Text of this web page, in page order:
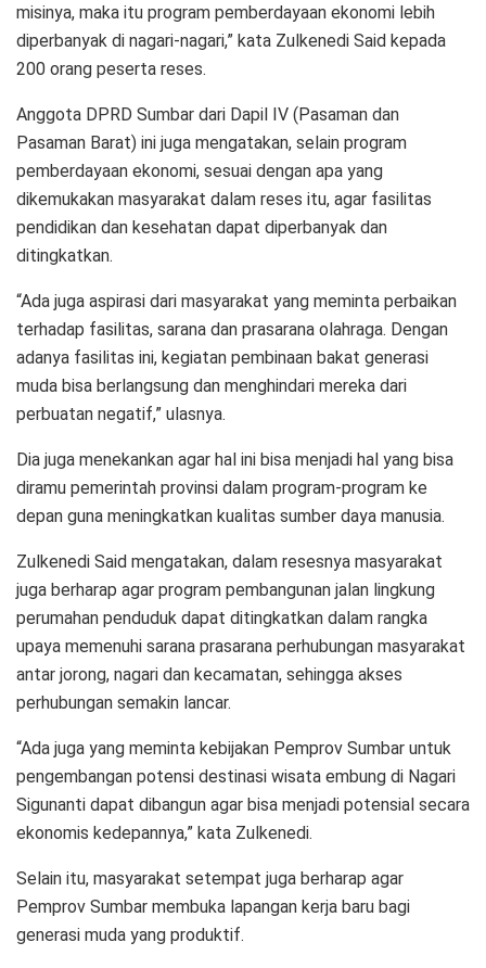
misinya, maka itu program pemberdayaan ekonomi lebih
diperbanyak di nagari-nagari,” kata Zulkenedi Said kepada
200 orang peserta reses.
Anggota DPRD Sumbar dari Dapil IV (Pasaman dan
Pasaman Barat) ini juga mengatakan, selain program
pemberdayaan ekonomi, sesuai dengan apa yang
dikemukakan masyarakat dalam reses itu, agar fasilitas
pendidikan dan kesehatan dapat diperbanyak dan
ditingkatkan.
“Ada juga aspirasi dari masyarakat yang meminta perbaikan
terhadap fasilitas, sarana dan prasarana olahraga. Dengan
adanya fasilitas ini, kegiatan pembinaan bakat generasi
muda bisa berlangsung dan menghindari mereka dari
perbuatan negatif,” ulasnya.
Dia juga menekankan agar hal ini bisa menjadi hal yang bisa
diramu pemerintah provinsi dalam program-program ke
depan guna meningkatkan kualitas sumber daya manusia.
Zulkenedi Said mengatakan, dalam resesnya masyarakat
juga berharap agar program pembangunan jalan lingkung
perumahan penduduk dapat ditingkatkan dalam rangka
upaya memenuhi sarana prasarana perhubungan masyarakat
antar jorong, nagari dan kecamatan, sehingga akses
perhubungan semakin lancar.
“Ada juga yang meminta kebijakan Pemprov Sumbar untuk
pengembangan potensi destinasi wisata embung di Nagari
Sigunanti dapat dibangun agar bisa menjadi potensial secara
ekonomis kedepannya,” kata Zulkenedi.
Selain itu, masyarakat setempat juga berharap agar
Pemprov Sumbar membuka lapangan kerja baru bagi
generasi muda yang produktif.